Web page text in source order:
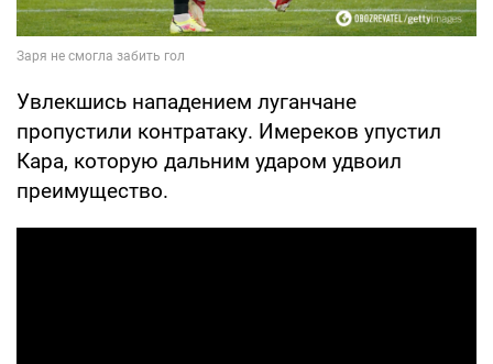
Увлекшись нападением луганчане
пропустили контратаку. Имереков упустил
Кара, которую дальним ударом удвоил
преимущество.